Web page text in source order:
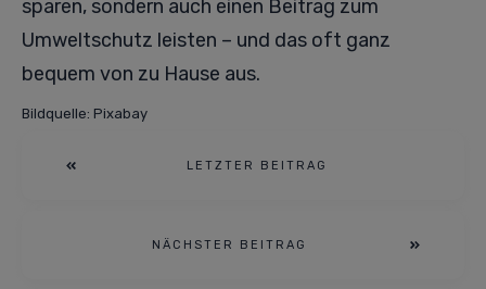
sparen, sondern auch einen Beitrag zum
Umweltschutz leisten – und das oft ganz
bequem von zu Hause aus.
Bildquelle: Pixabay
LETZTER BEITRAG
NÄCHSTER BEITRAG